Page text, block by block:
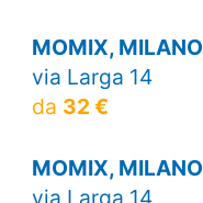
MOMIX, MILANO
via Larga 14
da 32 €
MOMIX, MILANO